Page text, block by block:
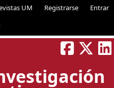
UM Registrarse Entrar